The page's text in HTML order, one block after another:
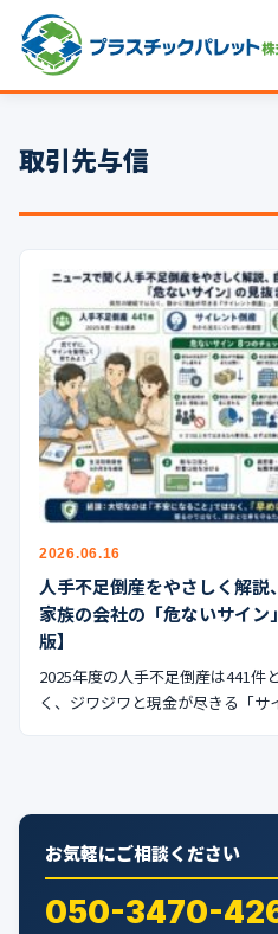
パレットサイズ
プラパレット
コンテナ
中古パレット
再生原料
梱包資材
イラン情勢まとめ
公式ブログ
会社案内
🇺🇸🇰🇷
取引先与信
2026.06.16
人手不足倒産をやさしく解説
家族の会社の「危ないサイ
版】
2025年度の人手不足倒産は441件
く、ジワジワと現金が尽きる「
お気軽にご相談ください
050-3470-